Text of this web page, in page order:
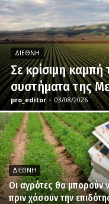
ΔΙΕΘΝΉ
Σε κρίσιμη
συστήματα της
pro_editor - 03/08/2026
ΔΙΕΘΝΉ
Οι αγρότες θα μπορούν
πριν χάσουν την